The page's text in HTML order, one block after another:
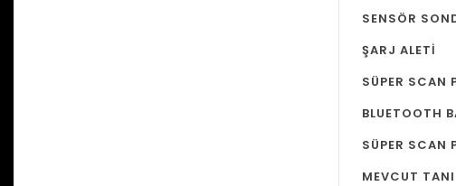
SENSÖR
ŞARJ ALETİ
SÜPER SCAN
BLUETOOTH
SÜPER SCAN
MEVCUT